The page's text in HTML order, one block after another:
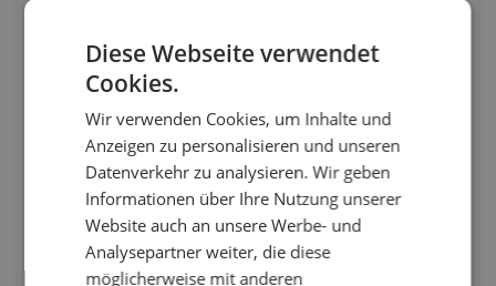
Diese Webseite verwendet
Cookies.
Wir verwenden Cookies, um Inhalte und
Anzeigen zu personalisieren und unseren
Datenverkehr zu analysieren. Wir geben
Informationen über Ihre Nutzung unserer
Website auch an unsere Werbe- und
Analysepartner weiter, die diese
möglicherweise mit anderen